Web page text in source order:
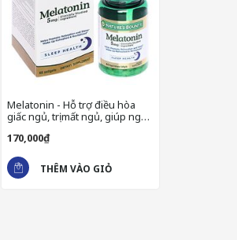
CÔNG DỤNG MELATONIN
Melatonin - Hỗ trợ điều hòa
giấc ngủ, trị mất ngủ, giúp ngủ
170,000₫
THÊM VÀO GIỎ